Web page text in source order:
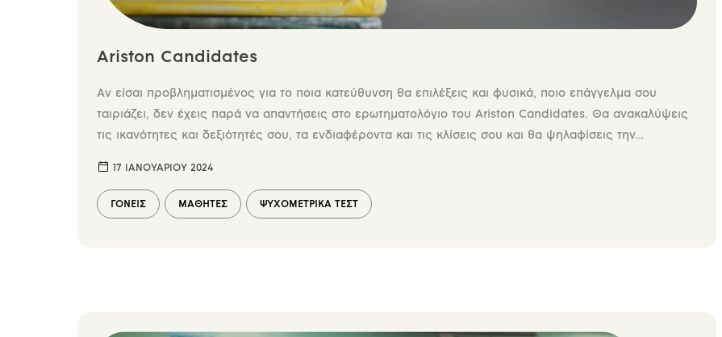
Ariston Candidates
Αν είσαι προβληματισμένος για το ποια κατεύθυνση θα επιλέξεις και φυσικά, ποιο επάγγελμα σου
ταιριάζει, δεν έχεις παρά να απαντήσεις στο ερωτηματολόγιο του Ariston Candidates. Θα ανακαλύψεις
τις ικανότητες και δεξιότητές σου, τα ενδιαφέροντα και τις κλίσεις σου και θα ψηλαφίσεις την
17 ΙΑΝΟΥΑΡΊΟΥ 2024
ΓΟΝΕΊΣ ΜΑΘΗΤΈΣ ΨΥΧΟΜΕΤΡΙΚΆ ΤΕΣΤ